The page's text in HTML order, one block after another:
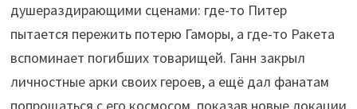
душераздирающими сценами: где-то Питер
пытается пережить потерю Гаморы, а где-то Ракета
вспоминает погибших товарищей. Ганн закрыл
личностные арки своих героев, а ещё дал фанатам